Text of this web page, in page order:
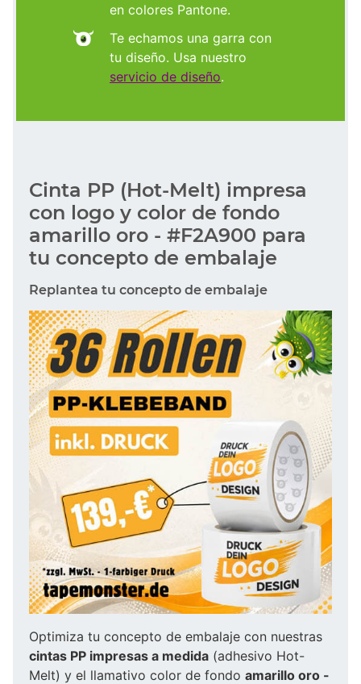
en colores Pantone.
Te echamos una garra con
tu diseño. Usa nuestro
servicio de diseño.
Cinta PP (Hot-Melt) impresa
con logo y color de fondo
amarillo oro - #F2A900 para
tu concepto de embalaje
Replantea tu concepto de embalaje
Optimiza tu concepto de embalaje con nuestras
cintas PP impresas a medida (adhesivo Hot-
Melt) y el llamativo color de fondo amarillo oro -